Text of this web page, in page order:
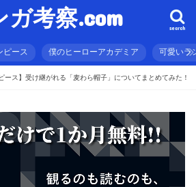
ガ考察.com search
ピース 僕のヒーローアカデミア 可愛いラ
ース】受け継がれる「麦わら帽子」についてまとめてみた！